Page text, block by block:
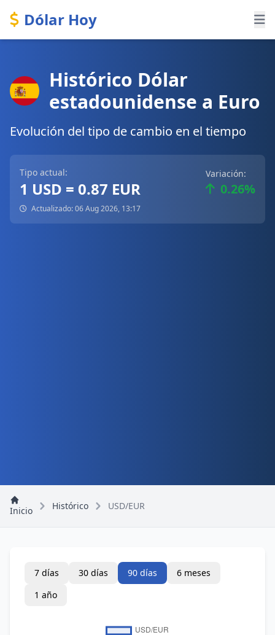
Dólar Hoy
Histórico Dólar
estadounidense a Euro
Evolución del tipo de cambio en el tiempo
Tipo actual:
1 USD = 0.87 EUR
Variación:
0.26%
Actualizado: 06 Aug 2026, 13:17
Inicio Histórico USD/EUR
7 días 30 días 90 días
6 meses
1 año